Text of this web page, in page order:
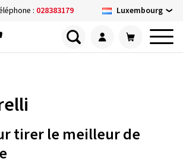
: 028383179 Luxembourg
tirer le meilleur de